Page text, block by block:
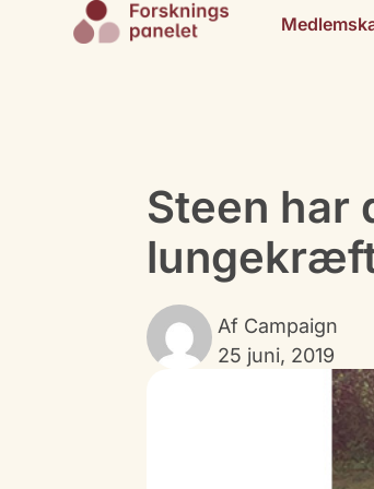
Steen har
Af Campaign
25 juni, 2019